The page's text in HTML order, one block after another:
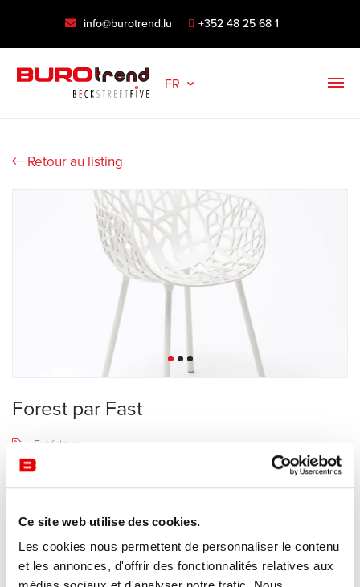
Ce site web utilise des cookies.
Les cookies nous permettent de personnaliser le contenu
et les annonces, d'offrir des fonctionnalités relatives aux
info@burotrend.lu +352 48 25 68 1
FR
Retour au listing
Forest par Fast
Extérieur
Fast
Description